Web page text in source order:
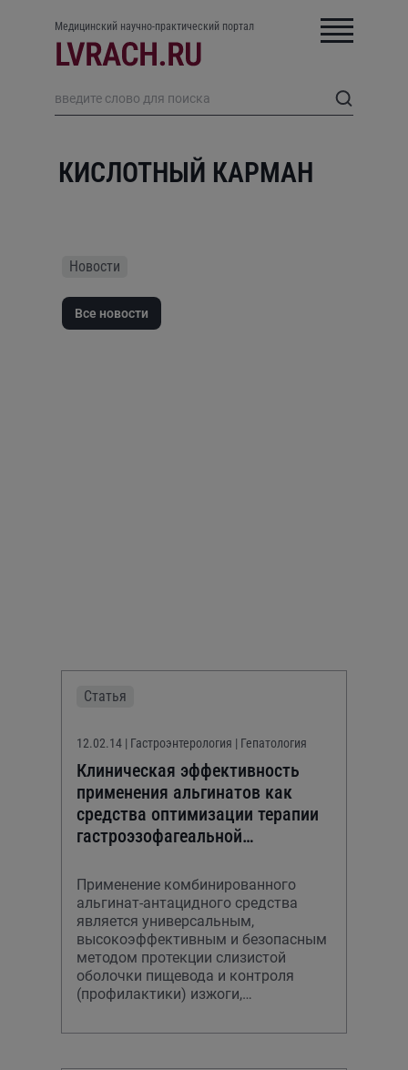
Медицинский научно-практический портал
КИСЛОТНЫЙ КАРМАН
Новости
Все новости
Статья
12.02.14 | Гастроэнтерология | Гепатология
Клиническая эффективность
применения альгинатов как
средства оптимизации терапии
гастроэзофагеальной
Применение комбинированного
альгинат-антацидного средства
является универсальным,
высокоэффективным и безопасным
методом протекции слизистой
оболочки пищевода и контроля
(профилактики) изжоги,
микробиоценоз кишечника и